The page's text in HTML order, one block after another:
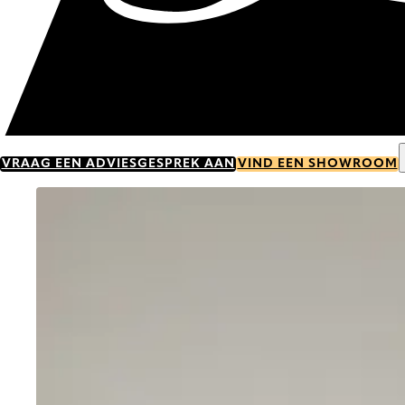
VRAAG EEN ADVIESGESPREK AAN VIND EEN SHOWROOM
Go to item 0